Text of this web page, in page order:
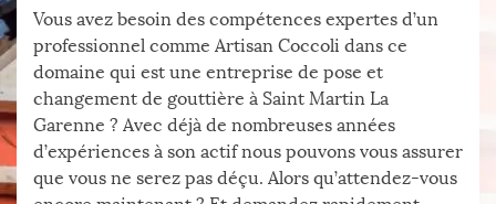
Vous avez besoin des compétences expertes d’un
professionnel comme Artisan Coccoli dans ce
domaine qui est une entreprise de pose et
changement de gouttière à Saint Martin La
Garenne ? Avec déjà de nombreuses années
d’expériences à son actif nous pouvons vous assurer
que vous ne serez pas déçu. Alors qu’attendez-vous